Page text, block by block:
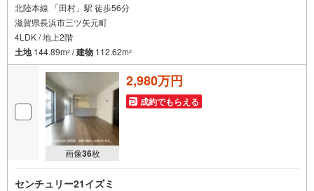
北陸本線 「田村」駅 徒歩56分
滋賀県長浜市三ツ矢元町
4LDK / 地上2階
土地144.89m2 /建物 112.62m2
画像36枚
2,980万円
成約でもらえる
センチュリー21イズミ